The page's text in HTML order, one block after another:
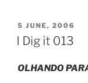
POSTED
ON
5 JUNE, 2006
I Dig it 013
OLHANDO